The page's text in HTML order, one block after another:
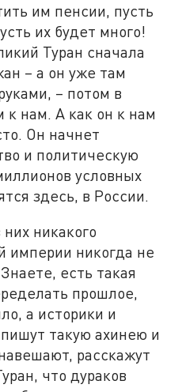
им пенсии, пусть
их будет много!
Туран сначала
– а он уже там
– потом в
нам. А как он к нам
Он начнет
и политическую
условных
здесь, в России.
никакого
империи никогда не
есть такая
прошлое,
а историки и
такую ахинею и
расскажут
что дураков